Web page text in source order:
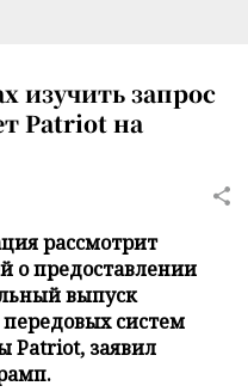
изучить запрос
Patriot на
рассмотрит
о предоставлении
выпуск
систем
Patriot, заявил